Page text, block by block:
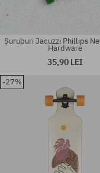
mărime universală
Șuruburi Jacuzzi Phillips
Hardware
35,90 LEI
-27%